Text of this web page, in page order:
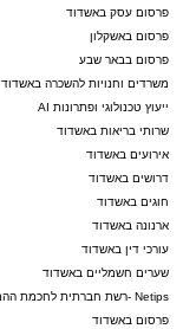
פרסום עסק באשדוד
פרסום באשקלון
פרסום בבאר שבע
משרדים וחנויות להשכרה באשדוד
ייעוץ טכנולוגי ופתרונות AI
שרותי בריאות באשדוד
אירועים באשדוד
דרושים באשדוד
חוגים באשדוד
ארנונה באשדוד
עורכי דין באשדוד
שערים חשמליים באשדוד
Netips -רשת חברתית לחכמת ההמונים
פרסום באשדוד